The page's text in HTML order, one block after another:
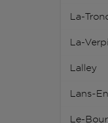
La-
La-
Lalley
Lans-
Le-